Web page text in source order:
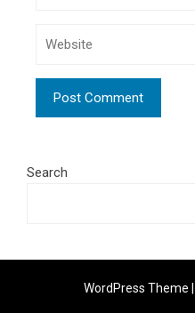
Search
WordPress Theme |